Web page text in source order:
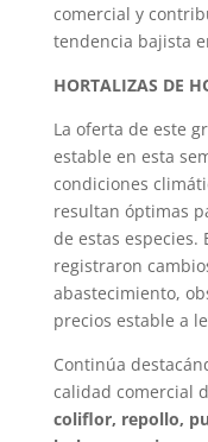
comercial y
tendencia bajista
HORTALIZAS DE
La oferta de este
estable en esta
condiciones
resultan óptimas
de estas especies.
registraron
abastecimiento,
precios estable a
Continúa
calidad comercial
coliflor, repollo,